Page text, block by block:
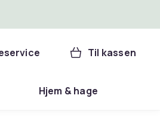
Til kassen
Hjem & hage